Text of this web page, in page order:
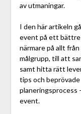
av utmaningar.
I den här artikeln
event på ett
närmare på allt
målgrupp, till att
samt hitta rätt
tips och
planeringsprocess
event.